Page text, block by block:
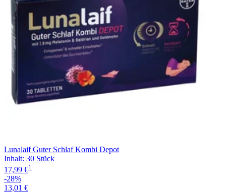
Lunalaif Guter Schlaf Kombi Depot
Inhalt: 30 Stück
17,99 €1
-28%
13,01 €